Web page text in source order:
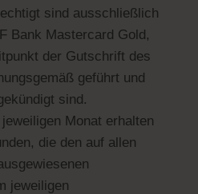
sind ausschließlich
Bank Mastercard Gold,
der Gutschrift des
geführt und
sind.
Monat erhalten
die den auf allen
jeweiligen